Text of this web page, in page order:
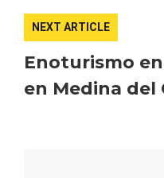
NEXT ARTICLE
Enoturismo
en Medina del